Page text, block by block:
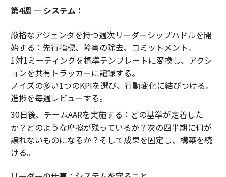
第4週 — システム：
厳格なアジェンダを持つ週次リーダーシップハドルを開
始する：先行指標、障害の除去、コミットメント。
1対1ミーティングを標準テンプレートに変換し、アクシ
ョンを共有トラッカーに記録する。
ノイズの多い1つのKPIを選び、行動変化に結びつける。
進捗を毎週レビューする。
30日後、チームAARを実施する：どの基準が定着した
か？どのような摩擦が残っているか？次の四半期に何が
譲れないものになるか？そして成果を固定し、構築を続
ける。